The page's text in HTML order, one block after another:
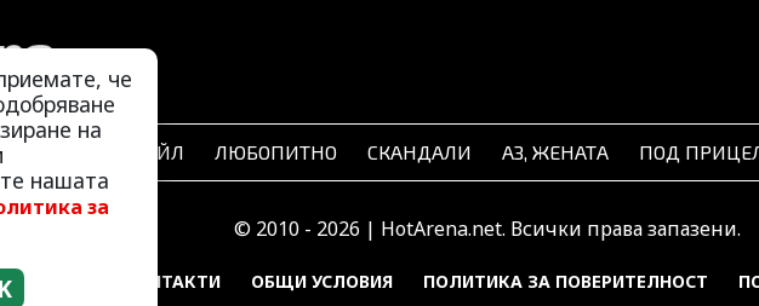
че
на
нашата
за
ЛАЙФСТАЙЛ ЛЮБОПИТНО СКАНДАЛИ АЗ, ЖЕНАТА ПОД
© 2010 - 2026 | HotArena.net. Всички права запазени.
РЕКЛАМА КОНТАКТИ ОБЩИ УСЛОВИЯ ПОЛИТИКА ЗА ПОВЕРИТЕЛНОСТ